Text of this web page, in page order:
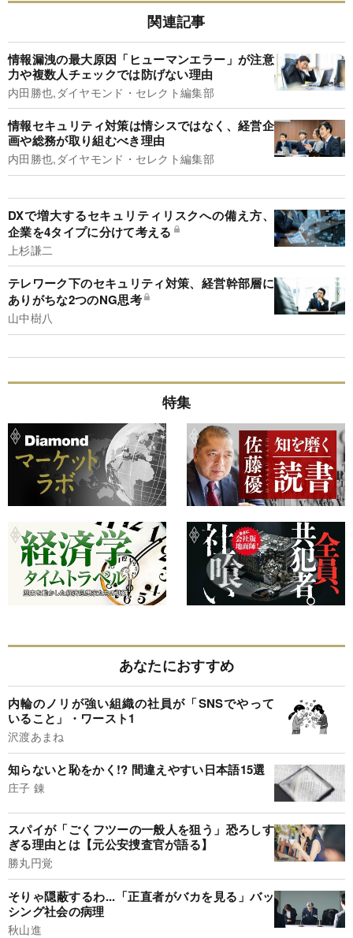
関連記事
情報漏洩の最大原因「ヒューマンエラー」が注意
力や複数人チェックでは防げない理由
内田勝也,ダイヤモンド・セレクト編集部
情報セキュリティ対策は情シスではなく、経営企
画や総務が取り組むべき理由
内田勝也,ダイヤモンド・セレクト編集部
DXで増大するセキュリティリスクへの備え方、
企業を4タイプに分けて考える
上杉謙二
テレワーク下のセキュリティ対策、経営幹部層に
ありがちな2つのNG思考
山中樹八
特集
あなたにおすすめ
内輪のノリが強い組織の社員が「SNSでやって
いること」・ワースト1
沢渡あまね
知らないと恥をかく!? 間違えやすい日本語15選
庄子 錬
スパイが「ごくフツーの一般人を狙う」恐ろしす
ぎる理由とは【元公安捜査官が語る】
勝丸円覚
そりゃ隠蔽するわ...「正直者がバカを見る」バッ
シング社会の病理
秋山進